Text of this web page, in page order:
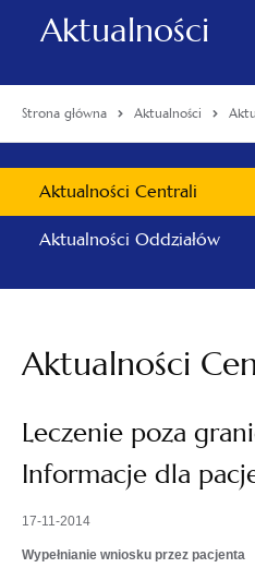
Aktualności
Strona główna Aktualności
Menu
Aktualności Centrali
Aktualności Oddziałów
Aktualności
Leczenie poza
Informacje dla
17-11-2014
Wypełnianie wniosku przez pacjenta